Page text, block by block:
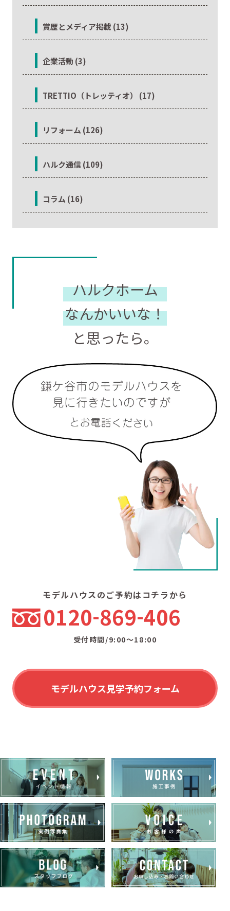
賞歴とメディア掲載 (13)
企業活動 (3)
TRETTIO（トレッティオ） (17)
リフォーム (126)
ハルク通信 (109)
コラム (16)
ハルクホーム
なんかいいな！
と思ったら。
モデルハウスのご予約はコチラから
0120 869 406
受付時間/9:00〜18:00
モデルハウス見学予約フォーム